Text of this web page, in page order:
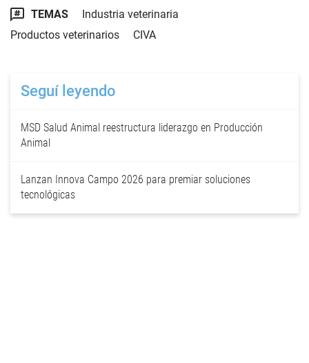
TEMAS
Industria veterinaria
Productos veterinarios
CIVA
Seguí leyendo
MSD Salud Animal reestructura liderazgo en Producción
Animal
Lanzan Innova Campo 2026 para premiar soluciones
tecnológicas